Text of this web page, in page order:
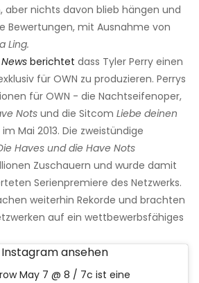
aber nichts davon blieb hängen und
Bewertungen, mit Ausnahme von
Ling.
berichtet dass Tyler Perry einen
für OWN zu produzieren. Perrys
für OWN - die Nachtseifenoper,
Nots und die Sitcom Liebe deinen
Mai 2013. Die zweistündige
Haves und die Have Nots
Zuschauern und wurde damit
Serienpremiere des Netzwerks.
weiterhin Rekorde und brachten
auf ein wettbewerbsfähiges
ansehen
May 7 @ 8 / 7c ist eine